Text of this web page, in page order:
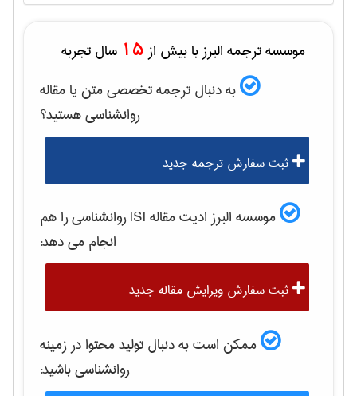
موسسه ترجمه البرز با بیش از 15 سال تجربه
به دنبال ترجمه تخصصی متن یا مقاله
روانشناسیهستید؟
ثبت سفارش ترجمه جدید
موسسه البرز ادیت مقاله ISI روانشناسیرا هم
انجام می دهد:
ثبت سفارش ویرایش مقاله جدید
ممکن است به دنبال تولید محتوا در زمینه
روانشناسیباشید: